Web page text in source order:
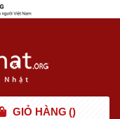
GIỎ HÀNG ()